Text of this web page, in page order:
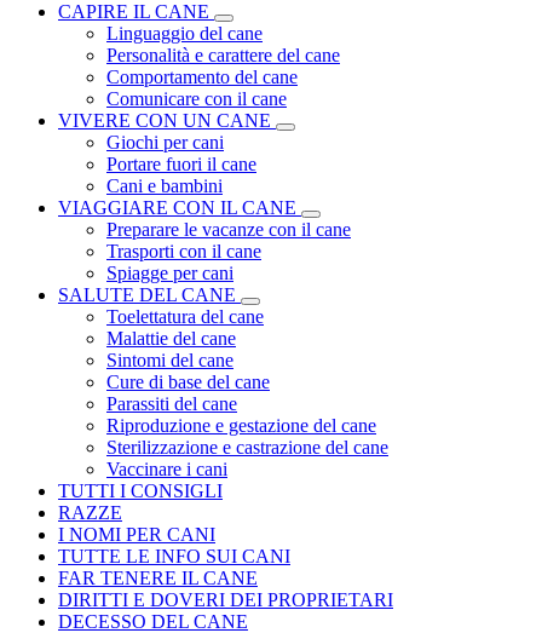
CAPIRE IL CANE
Linguaggio del cane
Personalità e carattere del cane
Comportamento del cane
Comunicare con il cane
VIVERE CON UN CANE
Giochi per cani
Portare fuori il cane
Cani e bambini
VIAGGIARE CON IL CANE
Preparare le vacanze con il cane
Trasporti con il cane
Spiagge per cani
SALUTE DEL CANE
Toelettatura del cane
Malattie del cane
Sintomi del cane
Cure di base del cane
Parassiti del cane
Riproduzione e gestazione del cane
Sterilizzazione e castrazione del cane
Vaccinare i cani
TUTTI I CONSIGLI
RAZZE
I NOMI PER CANI
TUTTE LE INFO SUI CANI
FAR TENERE IL CANE
DIRITTI E DOVERI DEI PROPRIETARI
DECESSO DEL CANE